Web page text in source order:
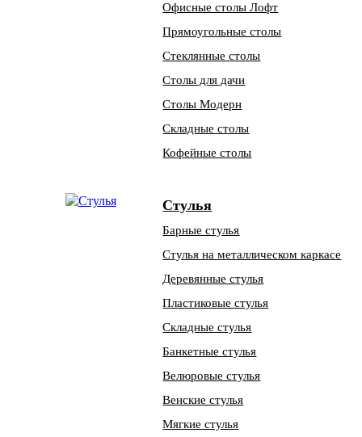
Офисные столы Лофт
Прямоугольные столы
Стеклянные столы
Столы для дачи
Столы Модерн
Складные столы
Кофейные столы
Стулья
Барные стулья
Стулья на металлическом каркасе
Деревянные стулья
Пластиковые стулья
Складные стулья
Банкетные стулья
Велюровые стулья
Венские стулья
Мягкие стулья